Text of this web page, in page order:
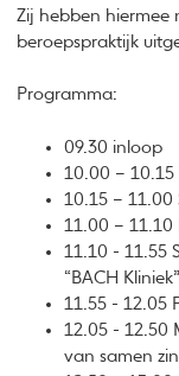
Zij hebben hiermee
beroepspraktijk
Programma:
09.30 inloop
10.00 – 10.15
10.15 – 11.00
11.00 – 11.10
11.10 - 11.55
“BACH Kliniek”
11.55 - 12.05
12.05 - 12.50
van samen